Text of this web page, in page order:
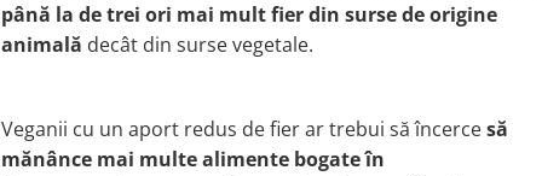
până la de trei ori mai mult fier din surse de origine
animală decât din surse vegetale.
Veganii cu un aport redus de fier ar trebui să încercesă
mănânce mai multe alimente bogate în